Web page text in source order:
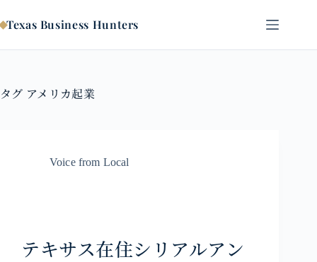
ン
ン
ス
Texas Business Hunters
タグ アメリカ起業
Voice from Local
テキサス在住シリアルアン